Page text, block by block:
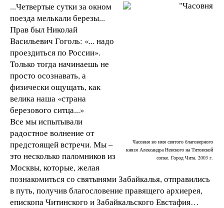
Часовня во имя святого благоверного
князя Александра Невского на Титовской
сопке. Город Чита. 2003 г.
...Четвертые сутки за окном
поезда мелькали березы...
Прав был Николай
Васильевич Гоголь: «... надо
проездиться по России».
Только тогда начинаешь не
просто осознавать, а
физически ощущать, как
велика наша «страна
березового ситца...»
Все мы испытывали
радостное волнение от
предстоящей встречи. Мы –
это несколько паломников из
Москвы, которые, желая
познакомиться со святынями Забайкалья, отправились
в путь, получив благословение правящего архиерея,
епископа Читинского и Забайкальского Евстафия…